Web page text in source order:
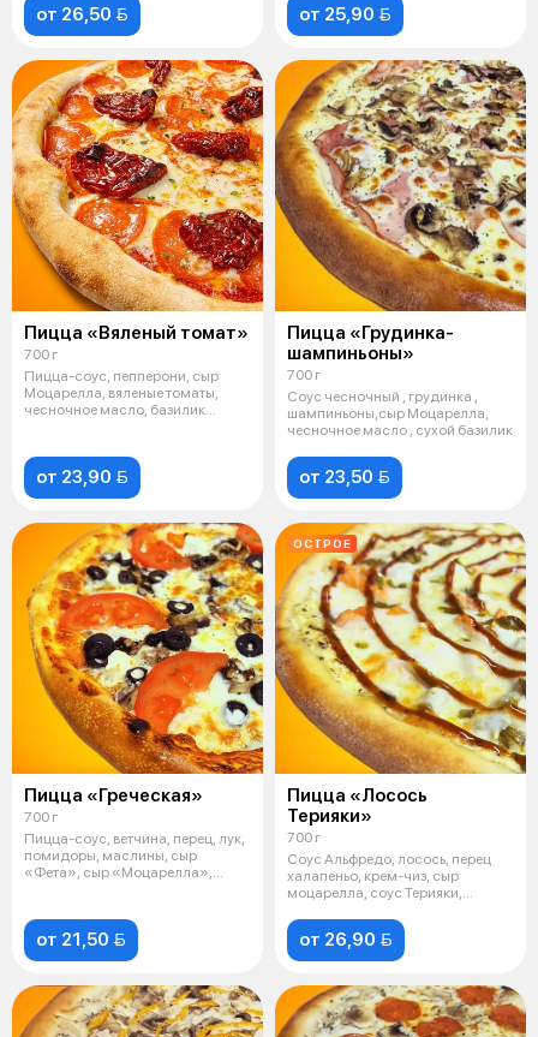
от 26,50  от 25,90 
Пицца «Вяленый томат»
700 г
Пицца-соус, пепперони, сыр
Моцарелла, вяленые томаты,
чесночное масло, базилик
от 23,90 
Пицца «Грудинка-
шампиньоны»
700 г
Соус чесночный , грудинка ,
шампиньоны,сыр Моцарелла,
чесночное масло , сухой базилик
от 23,50 
Пицца «Греческая»
700 г
Пицца-соус, ветчина, перец, лук,
помидоры, маслины, сыр
«Фета», сыр «Моцарелла»,
от 21,50 
ОСТРОЕ
Пицца «Лосось
Терияки»
700 г
Соус Альфредо, лосось, перец
халапеньо, крем-чиз, сыр
моцарелла, соус Терияки,
от 26,90 